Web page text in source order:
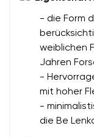
- die Form
weiblichen
Jahren
-
mit hoher
-
die Be